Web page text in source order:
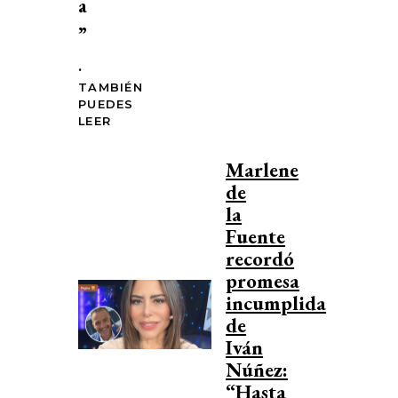
a
”
.
TAMBIÉN
PUEDES
LEER
Marlene
de
la
Fuente
recordó
promesa
incumplida
de
Iván
Núñez:
“Hasta